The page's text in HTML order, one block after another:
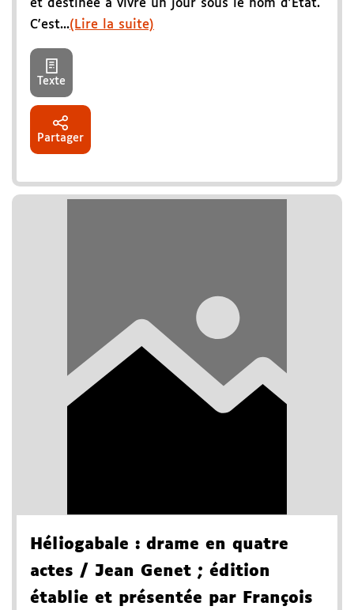
et destinée à vivre un jour sous le nom d'Etat.
C'est...(Lire la suite)
Texte
Partager
Héliogabale : drame en quatre
actes / Jean Genet ; édition
établie et présentée par François